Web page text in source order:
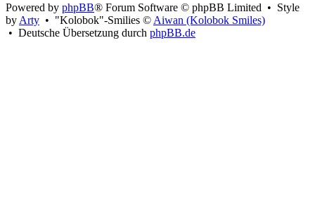
Powered by phpBB® Forum Software © phpBB Limited • Style
by Arty • "Kolobok"-Smilies © Aiwan (Kolobok Smiles)
• Deutsche Übersetzung durch phpBB.de